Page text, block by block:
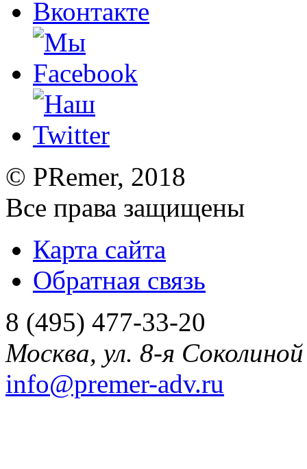
© PRemer, 2018
Все права защищены
Карта сайта
Обратная связь
8 (495) 477-33-20
Москва, ул. 8-я
info@premer-adv.ru